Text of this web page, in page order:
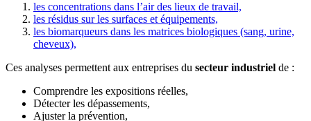
les concentrations dans l’air des lieux de travail,
les résidus sur les surfaces et équipements,
les biomarqueurs dans les matrices biologiques (sang, urine,
cheveux),
Ces analyses permettent aux entreprises du secteur industriel de :
Comprendre les expositions réelles,
Détecter les dépassements,
Ajuster la prévention,